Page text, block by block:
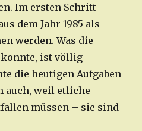
Im ersten Schritt
dem Jahr 1985 als
werden. Was die
ist völlig
die heutigen Aufgaben
auch, weil etliche
müssen – sie sind